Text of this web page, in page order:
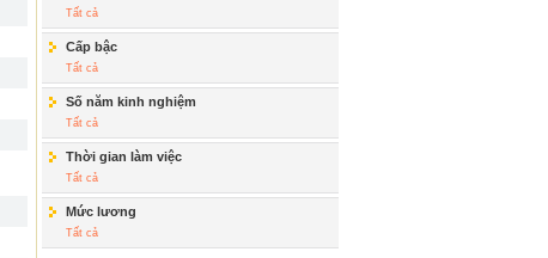
Tất cả
Cấp bậc
Tất cả
Số năm kinh nghiệm
Tất cả
Thời gian làm việc
Tất cả
Mức lương
Tất cả